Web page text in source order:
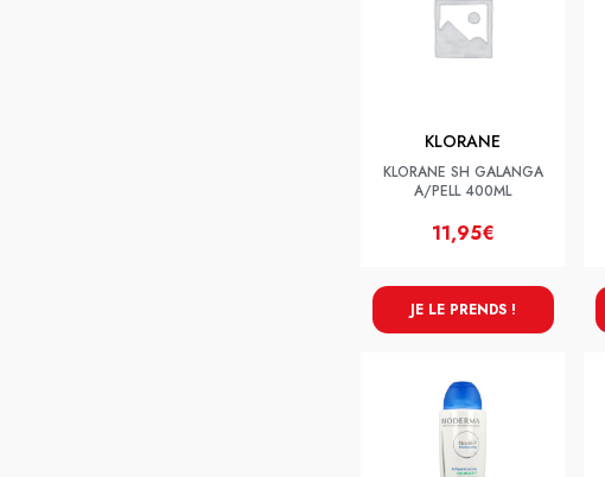
KLORANE
KLORANE SH GALANGA
A/PELL 400ML
11,95€
JE LE PRENDS !